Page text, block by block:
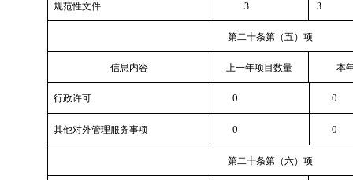
规范性文件 3 3
第二十条第（五）项
信息内容 上一年项目数量 本
行政许可 0 0
其他对外管理服务事项 0 0
第二十条第（六）项